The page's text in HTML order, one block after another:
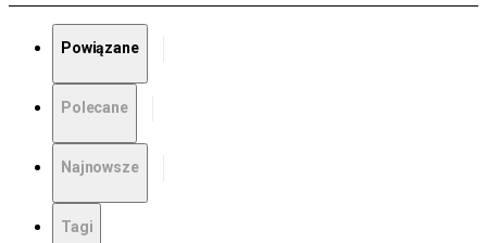
Powiązane
Polecane
Najnowsze
Tagi